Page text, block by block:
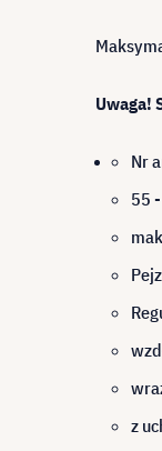
Uwaga!
Nr
55
z